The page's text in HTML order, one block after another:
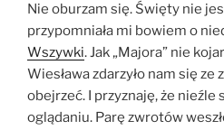
Nie oburzam się. Święty nie
przypomniała mi bowiem o
Wszywki. Jak „Majora” nie
Wiesława zdarzyło nam się
obejrzeć. I przyznaję, że nieźle
oglądaniu. Parę zwrotów